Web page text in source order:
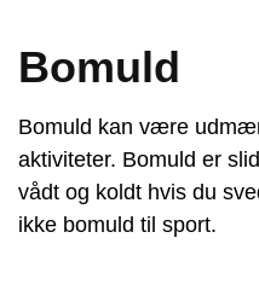
Bomuld
Bomuld kan være
aktiviteter. Bomuld er
vådt og koldt hvis du
ikke bomuld til sport.